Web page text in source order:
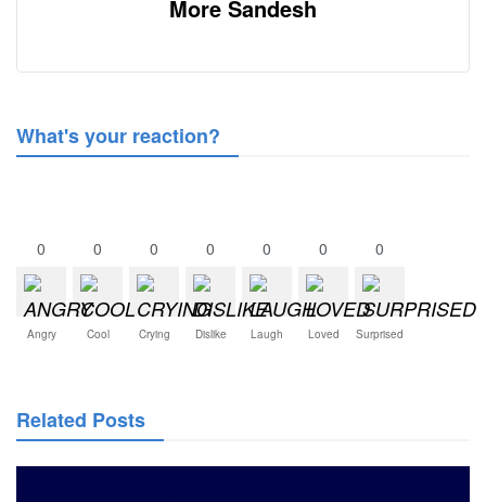
More Sandesh
What's your reaction?
0
Angry
0
Cool
0
Crying
0
Dislike
0
Laugh
0
Loved
0
Surprised
Related Posts